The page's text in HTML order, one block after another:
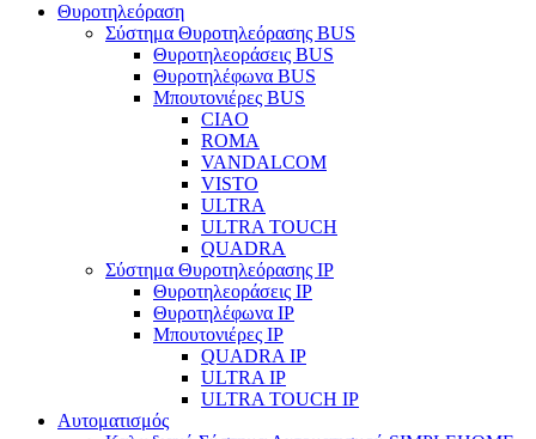
Θυροτηλεόραση
Σύστημα Θυροτηλεόρασης BUS
Θυροτηλεοράσεις BUS
Θυροτηλέφωνα BUS
Μπουτονιέρες BUS
CIAO
ROMA
VANDALCOM
VISTO
ULTRA
ULTRA TOUCH
QUADRA
Σύστημα Θυροτηλεόρασης IP
Θυροτηλεοράσεις IP
Θυροτηλέφωνα IP
Μπουτονιέρες IP
QUADRA IP
ULTRA IP
ULTRA TOUCH IP
Αυτοματισμός